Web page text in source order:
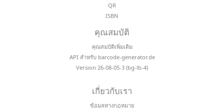
QR
ISBN
คุณสมบัติ
คุณสมบัติเพิ่มเติม
API สำหรับ barcode-generator.de
Version 26-08-05-3 (bg-lb-4)
เกี่ยวกับเรา
ข้อมูลทางกฎหมาย